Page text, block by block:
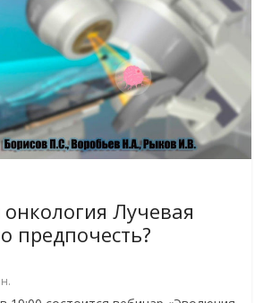
Лучевая
предпочесть?